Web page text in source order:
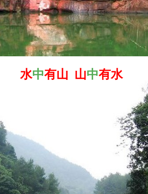
水中有山 山中有水